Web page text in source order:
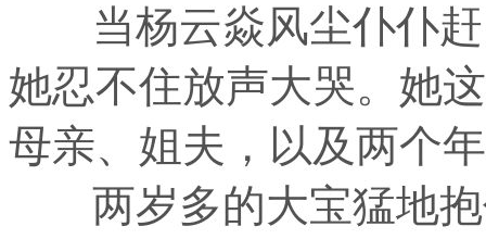
当杨云焱风尘仆仆赶
她忍不住放声大哭。她
母亲、姐夫，以及两个
两岁多的大宝猛地抱